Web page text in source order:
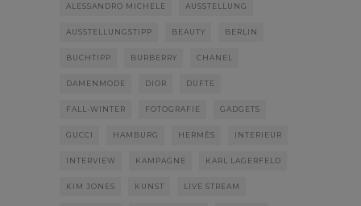
ALESSANDRO MICHELE AUSSTELLUNG
AUSSTELLUNGSTIPP BEAUTY BERLIN
BUCHTIPP BURBERRY CHANEL
DAMENMODE DIOR DÜFTE
FALL-WINTER FOTOGRAFIE GADGETS
GUCCI HAMBURG HERMÈS INTERIEUR
INTERVIEW KAMPAGNE KARL LAGERFELD
KIM JONES KUNST LIVE STREAM